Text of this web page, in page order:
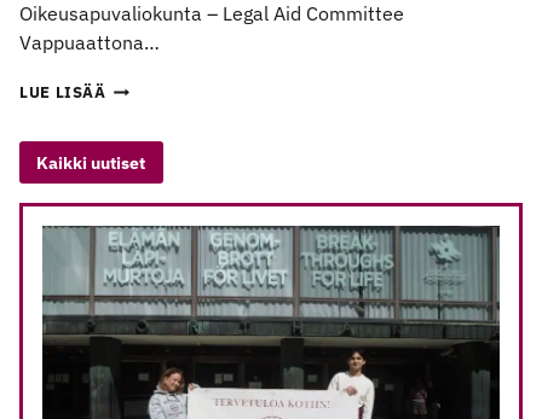
Oikeusapuvaliokunta – Legal Aid Committee
Vappuaattona…
LUE LISÄÄ TOIMISTON
PÄIVYSTYKSEN
POIKKEUSAUKIOLOAJAT
VIIKOLLA
18
–
EXCEPTIONS
TO
LEGAL
AID
OPENINGS
HOURS
DURING
Kaikki uutiset